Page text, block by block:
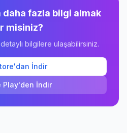
daha fazla bilgi almak
misiniz?
bilgilere ulaşabilirsiniz.
İndir
Play'den İndir